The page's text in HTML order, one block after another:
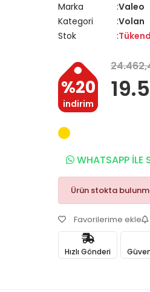
Marka
Valeo
Kategori
Volan
Stok
%20
indirim
WHATSAPP İLE
Ürün stokta
Favorilerime ekle
Hızlı Gönderi